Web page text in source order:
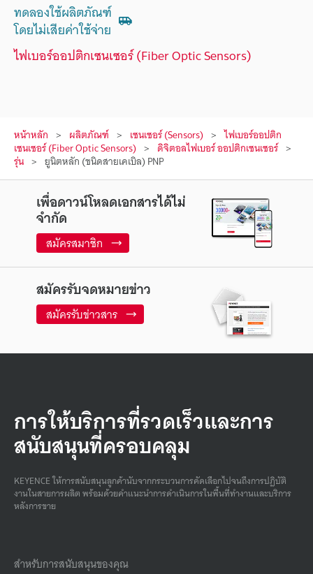
ทดลองใช้ผลิตภัณฑ์
โดยไม่เสียค่าใช้จ่าย
ไฟเบอร์ออปติกเซนเซอร์ (Fiber Optic Sensors)
หน้าหลัก ผลิตภัณฑ์ เซนเซอร์ (Sensors) ไฟเบอร์ออปติก
เซนเซอร์ (Fiber Optic Sensors) ดิจิตอลไฟเบอร์ ออปติกเซนเซอร์
รุ่น ยูนิตหลัก (ชนิดสายเคเบิล) PNP
เพื่อดาวน์โหลดเอกสารได้ไม่
จำกัด
สมัครสมาชิก
สมัครรับจดหมายข่าว
สมัครรับข่าวสาร
การให้บริการที่รวดเร็วและการ
สนับสนุนที่ครอบคลุม
KEYENCE ให้การสนับสนุนลูกค้านับจากกระบวนการคัดเลือกไปจนถึงการปฏิบัติ
งานในสายการผลิต พร้อมด้วยคําแนะนําการดําเนินการในพื้นที่ทํางานและบริการ
หลังการขาย
สำหรับการสนับสนุนของคุณ